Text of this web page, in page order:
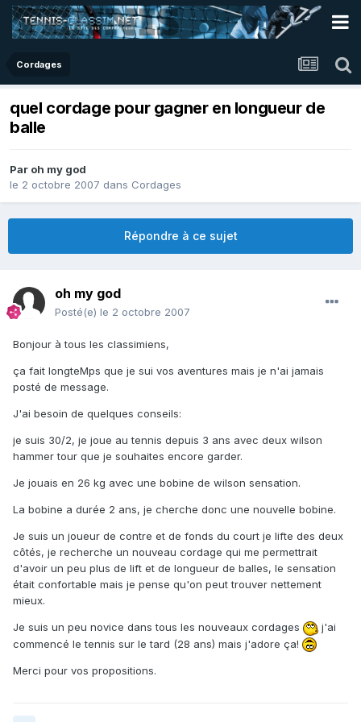
Cordages
quel cordage pour gagner en longueur de
balle
Par oh my god
le 2 octobre 2007 dans Cordages
Répondre à ce sujet
oh my god
Posté(e) le 2 octobre 2007
Bonjour à tous les classimiens,
ça fait longteMps que je sui vos aventures mais je n'ai jamais
posté de message.
J'ai besoin de quelques conseils:
je suis 30/2, je joue au tennis depuis 3 ans avec deux wilson
hammer tour que je souhaites encore garder.
Je jouais en 26 kg avec une bobine de wilson sensation.
La bobine a durée 2 ans, je cherche donc une nouvelle bobine.
Je suis un joueur de contre et de fonds du court je lifte des deux
côtés, je recherche un nouveau cordage qui me permettrait
d'avoir un peu plus de lift et de longueur de balles, le sensation
était confortable mais je pense qu'on peut trouver nettement
mieux.
Je suis un peu novice dans tous les nouveaux cordages
j'ai
commencé le tennis sur le tard (28 ans) mais j'adore ça!
Merci pour vos propositions.